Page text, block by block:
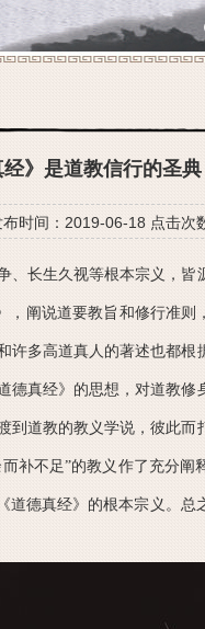
》是道教信行的圣典
时间：2019-06-18 点击次
长生久视等根本宗义，
阐说道要教旨和修行准则
多高道真人的著述也都
真经》的思想，对道教
道教的教义学说，彼此
补不足”的教义作了充分
德真经》的根本宗义。